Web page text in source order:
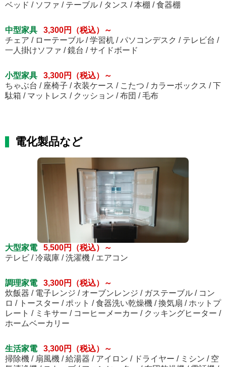
ベッド / ソファ / テーブル / タンス / 本棚 / 食器棚
中型家具
3,300円（税込）～
チェア / ローテーブル / 学習机 / パソコンデスク / テレビ台 /
一人掛けソファ / 鏡台 / サイドボード
小型家具
3,300円（税込）～
ちゃぶ台 / 座椅子 / 衣装ケース / こたつ / カラーボックス / 下
駄箱 / マットレス / クッション / 布団 / 毛布
電化製品など
大型家電
5,500円（税込）～
テレビ / 冷蔵庫 / 洗濯機 / エアコン
調理家電
3,300円（税込）～
炊飯器 / 電子レンジ / オーブンレンジ / ガステーブル / コン
ロ / トースター / ポット / 食器洗い乾燥機 / 換気扇 / ホットプ
レート / ミキサー / コーヒーメーカー / クッキングヒーター /
ホームベーカリー
生活家電
3,300円（税込）～
掃除機 / 扇風機 / 給湯器 / アイロン / ドライヤー / ミシン / 空